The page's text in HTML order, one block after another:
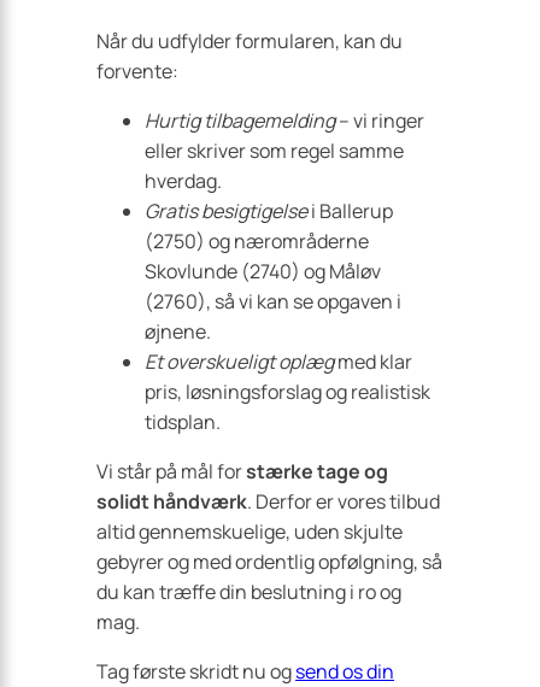
Når du udfylder formularen, kan du
forvente:
Hurtig tilbagemelding– vi ringer
eller skriver som regel samme
hverdag.
Gratis besigtigelsei Ballerup
(2750) og nærområderne
Skovlunde (2740) og Måløv
(2760), så vi kan se opgaven i
øjnene.
Et overskueligt oplægmed klar
pris, løsningsforslag og realistisk
tidsplan.
Vi står på mål forstærke tage og
solidt håndværk. Derfor er vores tilbud
altid gennemskuelige, uden skjulte
gebyrer og med ordentlig opfølgning, så
du kan træffe din beslutning i ro og
mag.
Tag første skridt nu ogsend os din